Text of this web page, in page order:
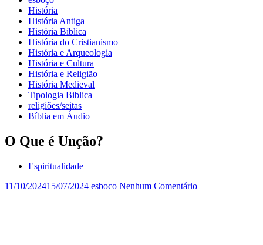
História
História Antiga
História Bíblica
História do Cristianismo
História e Arqueologia
História e Cultura
História e Religião
História Medieval
Tipologia Biblica
religiões/seitas
Bíblia em Áudio
O Que é Unção?
Espiritualidade
11/10/202415/07/2024 esboco Nenhum Comentário